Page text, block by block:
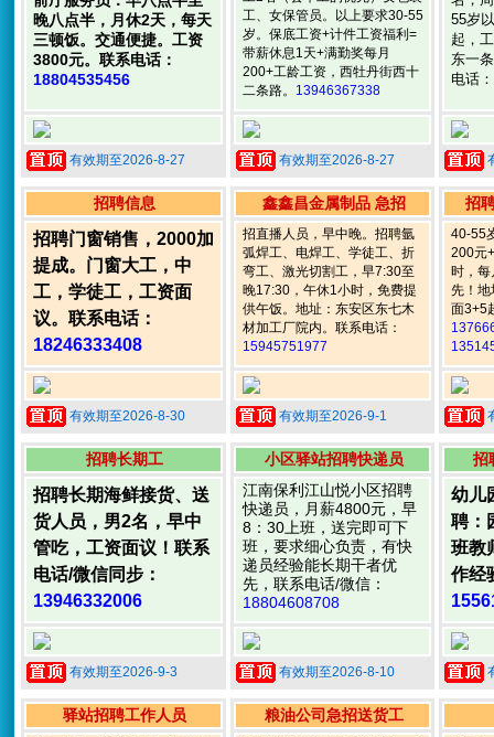
晚八点半，月休2天，每天
三顿饭。交通便捷。工资
3800元。联系电话：
18804535456
有效期至2026-8-27
工、女保管员。以上要求30-55
岁。保底工资+计件工资福利=
带薪休息1天+满勤奖每月
200+工龄工资，西牡丹街西十
二条路。 13946367338
有效期至2026-8-27
55岁
起，
东一
电话：
招聘信息
招聘门窗销售，2000加
提成。门窗大工，中
工，学徒工，工资面
议。联系电话：
18246333408
有效期至2026-8-30
鑫鑫昌金属制品 急招
招直播人员，早中晚。招聘氩
弧焊工、电焊工、学徒工、折
弯工、激光切割工，早7:30至
晚17:30，午休1小时，免费提
供午饭。地址：东安区东七木
材加工厂院内。联系电话：
15945751977
有效期至2026-9-1
招
40-55
200元
时，
先！地
面3+5
招聘长期工
招聘长期海鲜接货、送
货人员，男2名，早中
管吃，工资面议！联系
电话/微信同步：
13946332006
有效期至2026-9-3
小区驿站招聘快递员
江南保利江山悦小区招聘
快递员，月薪4800元，早
8：30上班，送完即可下
班，要求细心负责，有快
递员经验能长期干者优
先，联系电话/微信：
18804608708
有效期至2026-8-10
招
幼儿
聘：
班教
作经
驿站招聘工作人员 粮油公司急招送货工